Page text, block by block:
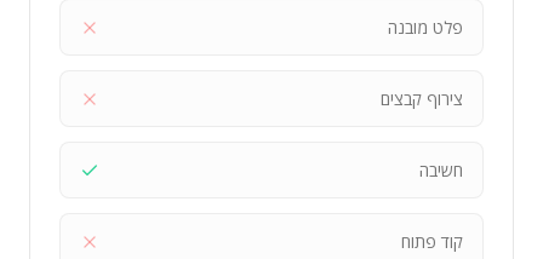
פלט מובנה
צירוף קבצים
חשיבה
קוד פתוח